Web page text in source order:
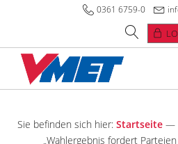
0361 6759-0
Sie befinden sich hier: Startseite—
„Wahlergebnis fordert